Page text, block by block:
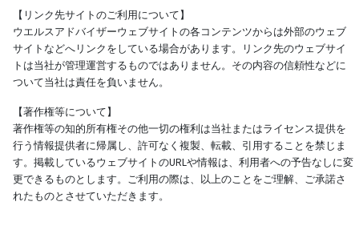
【リンク先サイトのご利用について】
ウエルスアドバイザーウェブサイトの各コンテンツからは外部のウェブ
サイトなどへリンクをしている場合があります。リンク先のウェブサイ
トは当社が管理運営するものではありません。その内容の信頼性などに
ついて当社は責任を負いません。
【著作権等について】
著作権等の知的所有権その他一切の権利は当社またはライセンス提供を
行う情報提供者に帰属し、許可なく複製、転載、引用することを禁じま
す。掲載しているウェブサイトのURLや情報は、利用者への予告なしに変
更できるものとします。ご利用の際は、以上のことをご理解、ご承諾さ
れたものとさせていただきます。